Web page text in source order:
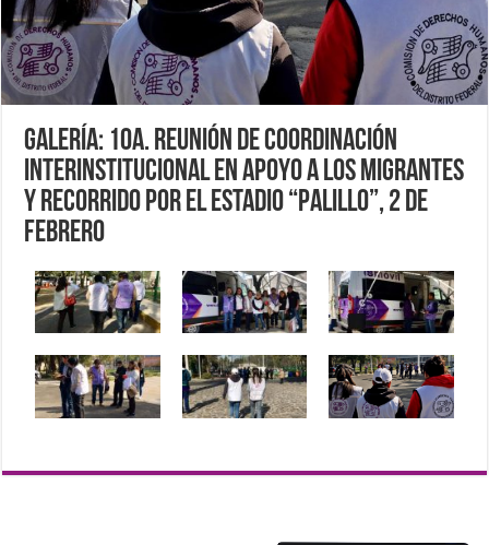
Galería: 10a. Reunión de Coordinación
interinstitucional en apoyo a los migrantes
y recorrido por el estadio “Palillo”, 2 de
febrero